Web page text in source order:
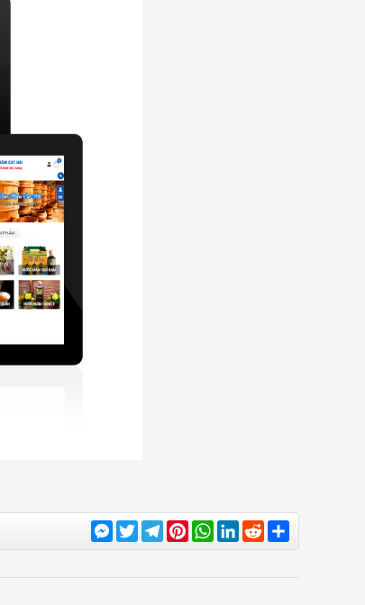
Messenger
TwitterTelegram
Pinterest
WhatsApp
LinkedIn
Reddit